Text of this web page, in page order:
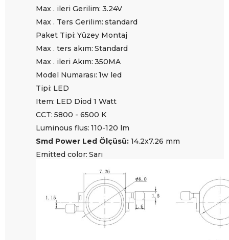
Max . ileri Gerilim: 3.24V
Max . Ters Gerilim: standard
Paket Tipi: Yüzey Montaj
Max . ters akım: Standard
Max . ileri Akım: 350MA
Model Numarası: 1w led
Tipi: LED
Item: LED Diod 1 Watt
CCT: 5800 - 6500 K
Luminous flus: 110-120 lm
Smd Power Led Ölçüsü: 14.2x7.26 mm
Emitted color: Sarı